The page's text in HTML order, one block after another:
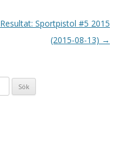
Resultat: Sportpistol #5 2015
(2015-08-13) →